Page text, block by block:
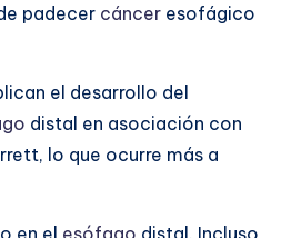
padecer cáncer esofágico
el desarrollo del
distal en asociación con
lo que ocurre más a
en el esófago distal. Incluso